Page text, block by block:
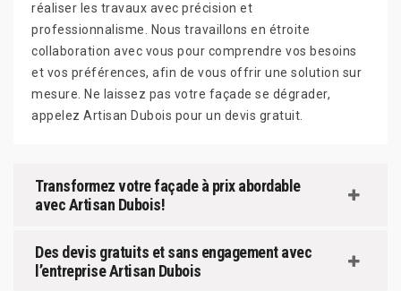
réaliser les travaux avec précision et
professionnalisme. Nous travaillons en étroite
collaboration avec vous pour comprendre vos besoins
et vos préférences, afin de vous offrir une solution sur
mesure. Ne laissez pas votre façade se dégrader,
appelez Artisan Dubois pour un devis gratuit.
Transformez votre façade à prix abordable
avec Artisan Dubois!
Des devis gratuits et sans engagement avec
l’entreprise Artisan Dubois